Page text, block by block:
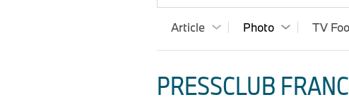
Article Photo TV
PRESSCLUB